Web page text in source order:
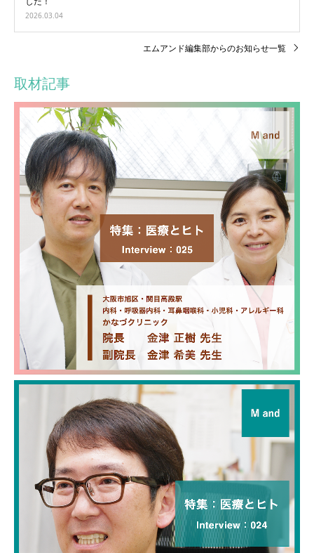
2026.03.04
エムアンド編集部からのお知らせ一覧
取材記事